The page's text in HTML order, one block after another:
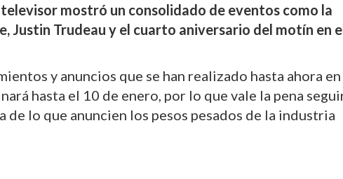
mostró un consolidado de eventos como la
Justin Trudeau y el cuarto aniversario del motín en
y anuncios que se han realizado hasta ahora en
hasta el 10 de enero, por lo que vale la pena
de lo que anuncien los pesos pesados de la industria